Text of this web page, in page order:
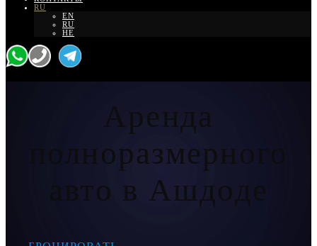
RU
EN
RU
HE
Аренда
полноразмерного
авто в Ашдоде